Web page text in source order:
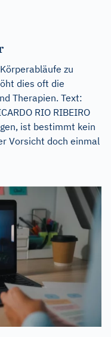
zu
dies oft die
Therapien. Text:
RIO RIBEIRO
ist bestimmt kein
Vorsicht doch einmal